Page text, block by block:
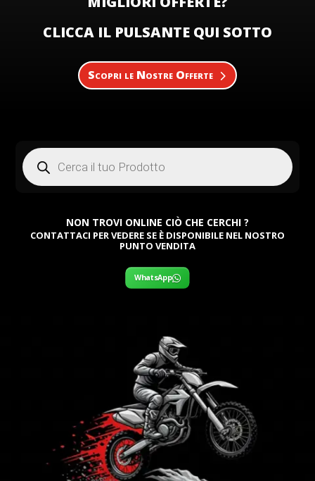
CLICCA IL PULSANTE QUI SOTTO
Scopri le Nostre Offerte
Products
search
NON TROVI ONLINE CIÒ CHE CERCHI ?
CONTATTACI PER VEDERE SE È DISPONIBILE NEL NOSTRO
PUNTO VENDITA
WhatsApp